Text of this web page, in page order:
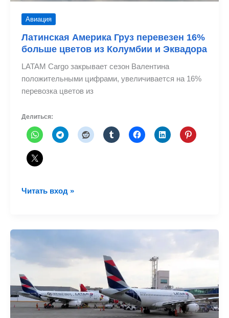
Авиация
Латинская Америка Груз перевезен 16%
больше цветов из Колумбии и Эквадора
LATAM Cargo закрывает сезон Валентина
положительными цифрами, увеличивается на 16%
перевозка цветов из
Делиться:
Латинская
цветов
из
Колумбии
и
Эквадора
Читать вход »